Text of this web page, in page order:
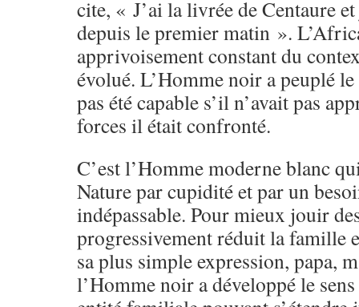
cite, « J’ai la livrée de Centaure
depuis le premier matin ».
apprivoisement constant du
évolué. L’Homme noir a peuplé
pas été capable s’il n’avait pas
forces il était confronté.
C’est l’Homme moderne blanc
Nature par cupidité et par un
indépassable. Pour mieux jouir
progressivement réduit la famille
sa plus simple expression, papa,
l’Homme noir a développé le